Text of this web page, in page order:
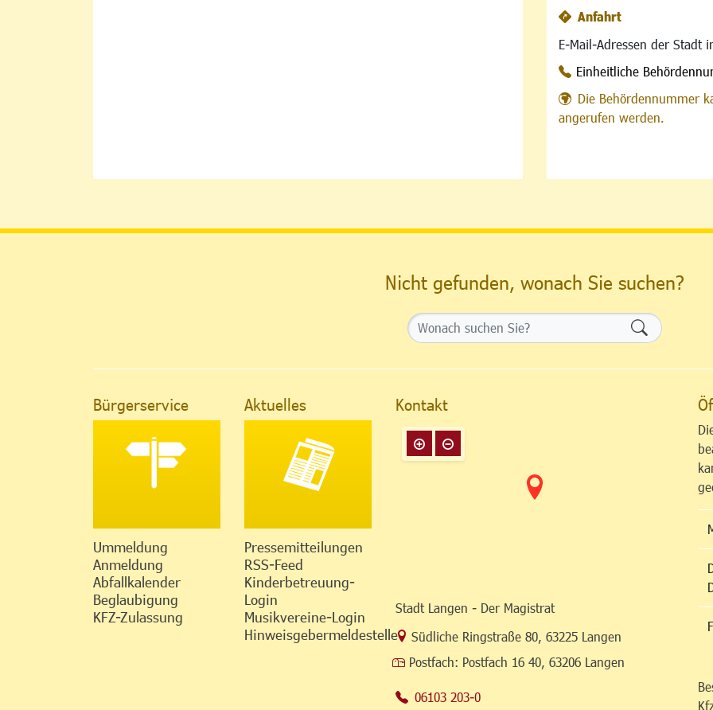
Anfahrt
E-Mail-Adressen der Stadt
Einheitliche
Die Behördennummer
angerufen werden.
Nicht gefunden, wonach Sie suchen?
Bürgerservice
Ummeldung
Anmeldung
Abfallkalender
Beglaubigung
KFZ-Zulassung
Aktuelles
Pressemitteilungen
RSS-Feed
Kinderbetreuung-
Login
Musikvereine-Login
Hinweisgebermeldestelle
Kontakt
Stadt Langen - Der Magistrat
Link zur Google-Maps Navigation
Südliche Ringstraße 80 63225 Langen
Postfach: Postfach 16 40, 63206 Langen
06103 203-0